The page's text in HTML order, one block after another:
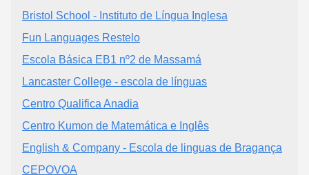
Bristol School - Instituto de Língua Inglesa
Fun Languages Restelo
Escola Básica EB1 nº2 de Massamá
Lancaster College - escola de línguas
Centro Qualifica Anadia
Centro Kumon de Matemática e Inglês
English & Company - Escola de linguas de Bragança
CEPOVOA